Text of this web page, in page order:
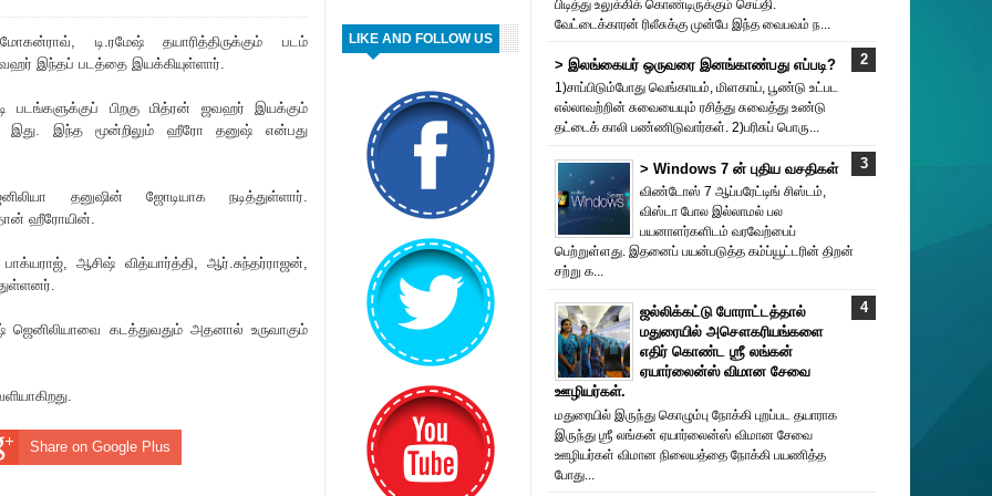
LIKE AND FOLLOW US
டி.ரமேஷ் தயா‌ரித்திருக்கும் படம்
இந்தப் படத்தை இயக்கியுள்ளார்.
படங்களுக்குப் பிறகு மித்ரன் ஜவஹர் இயக்கும்
இது. இந்த மூன்றிலும் ஹீரோ தனுஷ் என்பது
தனுஷின் ஜோடியாக நடித்துள்ளார்.
ஹீரோயின்.
ஆசிஷ் வித்யார்த்தி, ஆர்.சுந்தர்ராஜன்,
கடத்துவதும் அதனால் உருவாகும்
Share on Google Plus
பிடித்து உலுக்கிக் கொண்டிருக்கும் செய்தி.
வேட்டைக்காரன் ரிலீசுக்கு முன்பே இந்த வைபவம் ந...
> இலங்கையர் ஒருவரை இனங்காண்பது எப்படி?
1)சாப்பிடும்போது வெங்காயம், மிளகாய், பூண்டு உட்பட
எல்லாவற்றின் சுவையையும் ரசித்து சுவைத்து உண்டு
தட்டைக் காலி பண்ணிடுவார்கள். 2)பரிசுப் பொரு...
> Windows 7 ன் புதிய வசதிகள்
விண்டோஸ் 7 ஆப்பரேட்டிங் சிஸ்டம்,
விஸ்டா போல இல்லாமல் பல
பயனாளர்களிடம் வரவேற்பைப்
பெற்றுள்ளது. இதனைப் பயன்படுத்த கம்ப்யூட்டரின் திறன்
சற்று க...
ஜல்லிக்கட்டு போராட்டத்தால்
மதுரையில் அசௌகரியங்களை
எதிர் கொண்ட ஶ்ரீ லங்கன்
ஏயார்லைன்ஸ் விமான சேவை
ஊழியர்கள்.
மதுரையில் இருந்து கொழும்பு நோக்கி புறப்பட தயாராக
இருந்து ஶ்ரீ லங்கன் ஏயார்லைன்ஸ் விமான சேவை
ஊழியர்கள் விமான நிலையத்தை நோக்கி பயணித்த
போது...